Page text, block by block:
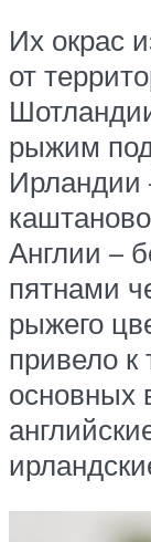
Их окрас
от
рыжим
Ирландии
Англии –
пятнами
рыжего
привело к
основных